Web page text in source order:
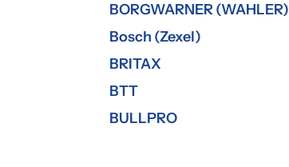
BORGWARNER (WAHLER)
Bosch (Zexel)
BRITAX
BTT
BULLPRO